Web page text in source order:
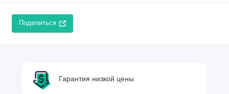
Поделиться
Гарантия низкой цены